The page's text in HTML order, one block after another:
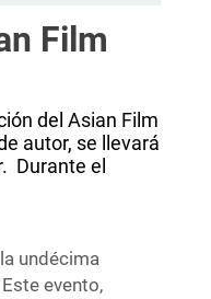
Film
del Asian Film
autor, se llevará
Durante el
undécima
evento,